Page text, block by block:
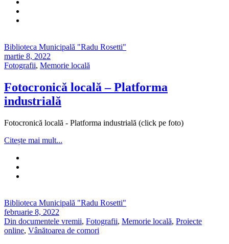
Biblioteca Municipală "Radu Rosetti"
martie 8, 2022
Fotografii, Memorie locală
Fotocronică locală – Platforma
industrială
Fotocronică locală - Platforma industrială (click pe foto)
Citește mai mult...
Biblioteca Municipală "Radu Rosetti"
februarie 8, 2022
Din documentele vremii, Fotografii, Memorie locală, Proiecte
online, Vânătoarea de comori